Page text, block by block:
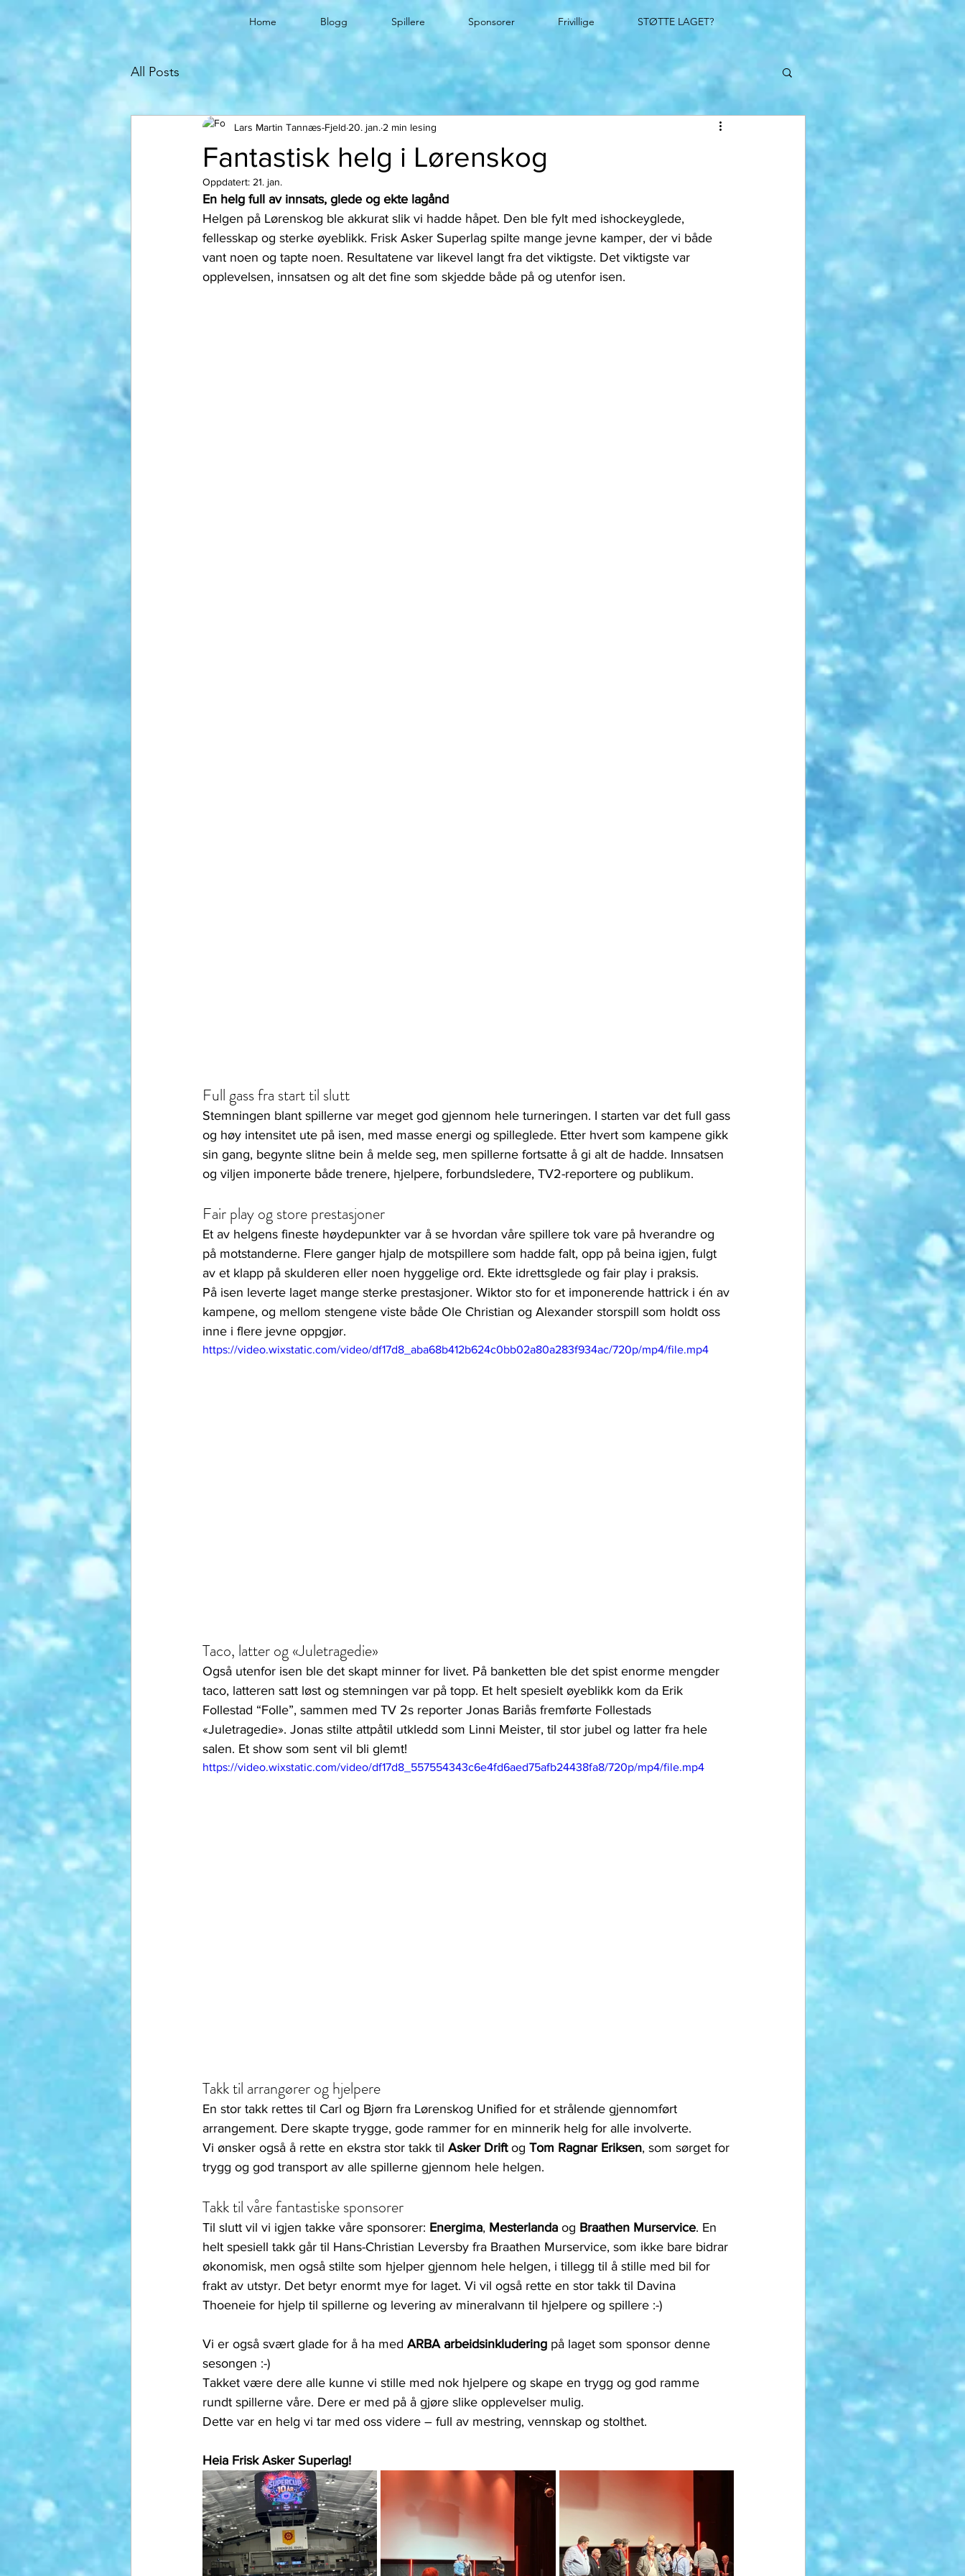
Home Blogg Spillere Sponsorer Frivillige STØTTE LAGET?
All Posts
Fantastisk helg i Lørenskog
Lars Martin Tannæs-Fjeld 20. jan. 2 min lesing
Oppdatert: 21. jan.
En helg full av innsats, glede og ekte lagånd
Helgen på Lørenskog ble akkurat slik vi hadde håpet. Den ble fylt med ishockeyglede,
fellesskap og sterke øyeblikk. Frisk Asker Superlag spilte mange jevne kamper, der vi både
vant noen og tapte noen. Resultatene var likevel langt fra det viktigste. Det viktigste var
opplevelsen, innsatsen og alt det fine som skjedde både på og utenfor isen.
Full gass fra start til slutt
Stemningen blant spillerne var meget god gjennom hele turneringen. I starten var det full gass
og høy intensitet ute på isen, med masse energi og spilleglede. Etter hvert som kampene gikk
sin gang, begynte slitne bein å melde seg, men spillerne fortsatte å gi alt de hadde. Innsatsen
og viljen imponerte både trenere, hjelpere, forbundsledere, TV2-reportere og publikum.
Fair play og store prestasjoner
Et av helgens fineste høydepunkter var å se hvordan våre spillere tok vare på hverandre og
på motstanderne. Flere ganger hjalp de motspillere som hadde falt, opp på beina igjen, fulgt
av et klapp på skulderen eller noen hyggelige ord. Ekte idrettsglede og fair play i praksis.
På isen leverte laget mange sterke prestasjoner. Wiktor sto for et imponerende hattrick i én av
kampene, og mellom stengene viste både Ole Christian og Alexander storspill som holdt oss
inne i flere jevne oppgjør.
https://video.wixstatic.com/video/df17d8_aba68b412b624c0bb02a80a283f934ac/720p/mp4/file.mp4
Taco, latter og «Juletragedie»
Også utenfor isen ble det skapt minner for livet. På banketten ble det spist enorme mengder
taco, latteren satt løst og stemningen var på topp. Et helt spesielt øyeblikk kom da Erik
Follestad “Folle”, sammen med TV 2s reporter Jonas Bariås fremførte Follestads
«Juletragedie». Jonas stilte attpåtil utkledd som Linni Meister, til stor jubel og latter fra hele
salen. Et show som sent vil bli glemt!
https://video.wixstatic.com/video/df17d8_557554343c6e4fd6aed75afb24438fa8/720p/mp4/file.mp4
Takk til arrangører og hjelpere
En stor takk rettes til Carl og Bjørn fra Lørenskog Unified for et strålende gjennomført
arrangement. Dere skapte trygge, gode rammer for en minnerik helg for alle involverte.
Vi ønsker også å rette en ekstra stor takk til Asker Drift og Tom Ragnar Eriksen, som sørget for
trygg og god transport av alle spillerne gjennom hele helgen.
Takk til våre fantastiske sponsorer
Til slutt vil vi igjen takke våre sponsorer: Energima, Mesterlanda og Braathen Murservice. En
helt spesiell takk går til Hans-Christian Leversby fra Braathen Murservice, som ikke bare bidrar
økonomisk, men også stilte som hjelper gjennom hele helgen, i tillegg til å stille med bil for
frakt av utstyr. Det betyr enormt mye for laget. Vi vil også rette en stor takk til Davina
Thoeneie for hjelp til spillerne og levering av mineralvann til hjelpere og spillere :-)
Vi er også svært glade for å ha med ARBA arbeidsinkludering på laget som sponsor denne
sesongen :-)
Takket være dere alle kunne vi stille med nok hjelpere og skape en trygg og god ramme
rundt spillerne våre. Dere er med på å gjøre slike opplevelser mulig.
Dette var en helg vi tar med oss videre – full av mestring, vennskap og stolthet.
Heia Frisk Asker Superlag!